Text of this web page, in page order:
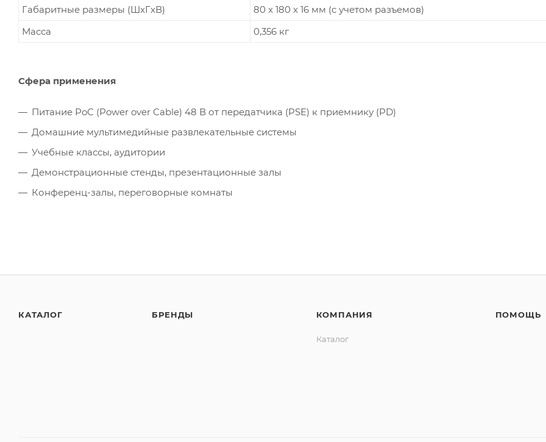
Габаритные размеры (ШxГxВ)
80 x 180 x 16 мм (c учетом разъемов)
Масса
0,356 кг
Сфера применения
Питание PoC (Power over Cable) 48 В от передатчика (PSE) к приемнику (PD)
Домашние мультимедийные развлекательные системы
Учебные классы, аудитории
Демонстрационные стенды, презентационные залы
Конференц-залы, переговорные комнаты
КАТАЛОГ БРЕНДЫ КОМПАНИЯ
Каталог
ПОМОЩЬ